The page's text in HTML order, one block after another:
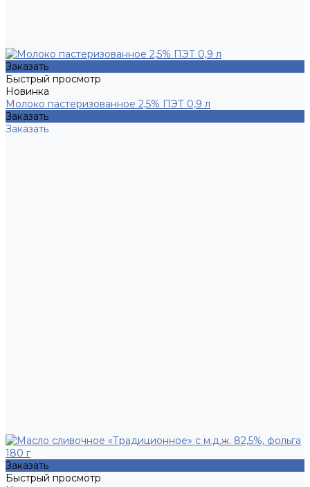
Заказать
Быстрый просмотр
Новинка
Молоко пастеризованное 2,5% ПЭТ 0,9 л
Заказать
Заказать
Заказать
Быстрый просмотр